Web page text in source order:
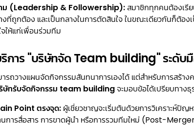
าม (Leadership & Followership):สมาชิกทุกคนต้องเรี
ที่ถูกต้อง และเป็นกลางในการตัดสินใจ ในขณะเดียวกันก็ต้อ
ให้แก่เพื่อนร่วมทีม
ริการ "บริษัทจัด Team building" ระดับ
รถวางแผนจัดกิจกรรมสันทนาการเองได้ แต่สำหรับการสร้าง
ษัทรับจัดกิจกรรม team buildingจะมอบข้อได้เปรียบทาง
Point ตรงจุด: ผู้เชี่ยวชาญจะเริ่มต้นด้วยการวิเคราะห์ปั
นการสื่อสาร การขาดผู้นำ หรือการรวมทีมใหม่ (Post-